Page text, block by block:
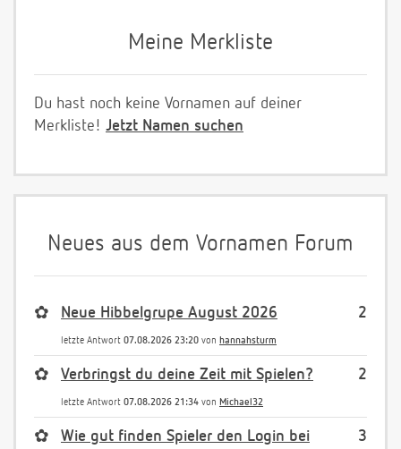
Meine Merkliste
Du hast noch keine Vornamen auf deiner
Merkliste! Jetzt Namen suchen
Neues aus dem Vornamen Forum
2
✿ Neue Hibbelgrupe August 2026
letzte Antwort 07.08.2026 23:20 von hannahsturm
2
✿ Verbringst du deine Zeit mit Spielen?
letzte Antwort 07.08.2026 21:34 von Michael32
3
✿
Wie gut finden Spieler den Login bei